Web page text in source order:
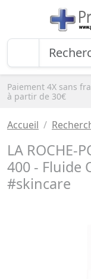
Paiement 4X sans
à partir de 30€
Accueil
LA ROCHE-
400 - Fluide
#skincare